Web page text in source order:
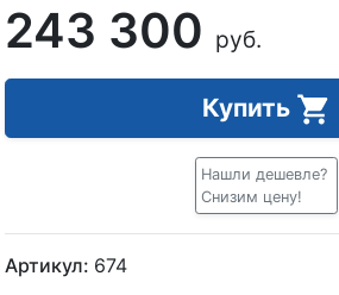
243 300 руб.
Купить
Нашли дешевле?
Снизим цену!
Артикул: 674